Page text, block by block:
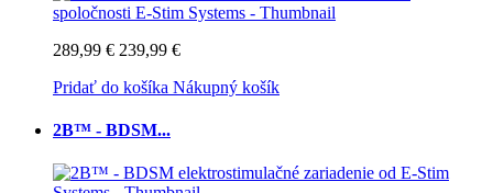
289,99 € 239,99 €
Pridať do košíka Nákupný košík
2B™ - BDSM...